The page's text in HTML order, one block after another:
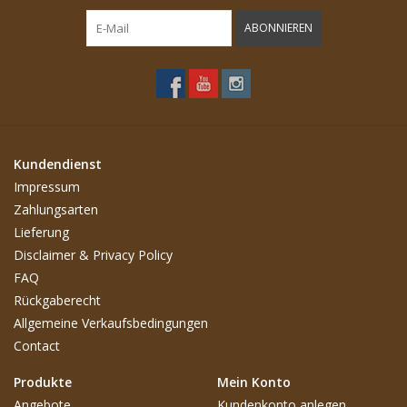
ABONNIEREN
Kundendienst
Impressum
Zahlungsarten
Lieferung
Disclaimer & Privacy Policy
FAQ
Rückgaberecht
Allgemeine Verkaufsbedingungen
Contact
Produkte
Mein Konto